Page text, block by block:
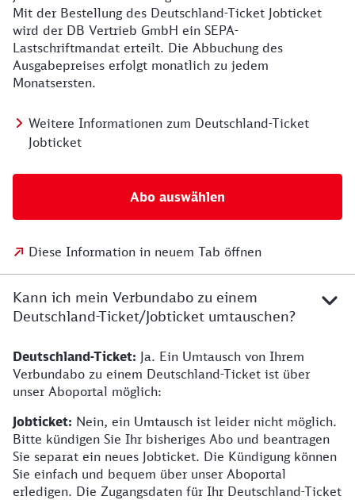
Mit der Bestellung des Deutschland-Ticket Jobticket
wird der DB Vertrieb GmbH ein SEPA-
Lastschriftmandat erteilt. Die Abbuchung des
Ausgabepreises erfolgt monatlich zu jedem
Monatsersten.
Weitere Informationen zum Deutschland-Ticket
Jobticket
Abo auswählen
Diese Information in neuem Tab öffnen
Kann ich mein Verbundabo zu einem
Deutschland-Ticket/Jobticket umtauschen?
Deutschland-Ticket: Ja. Ein Umtausch von Ihrem
Verbundabo zu einem Deutschland-Ticket ist über
unser Aboportal möglich:
Jobticket: Nein, ein Umtausch ist leider nicht möglich.
Bitte kündigen Sie Ihr bisheriges Abo und beantragen
Sie separat ein neues Jobticket. Die Kündigung können
Sie einfach und bequem über unser Aboportal
erledigen. Die Zugangsdaten für Ihr Deutschland-Ticket